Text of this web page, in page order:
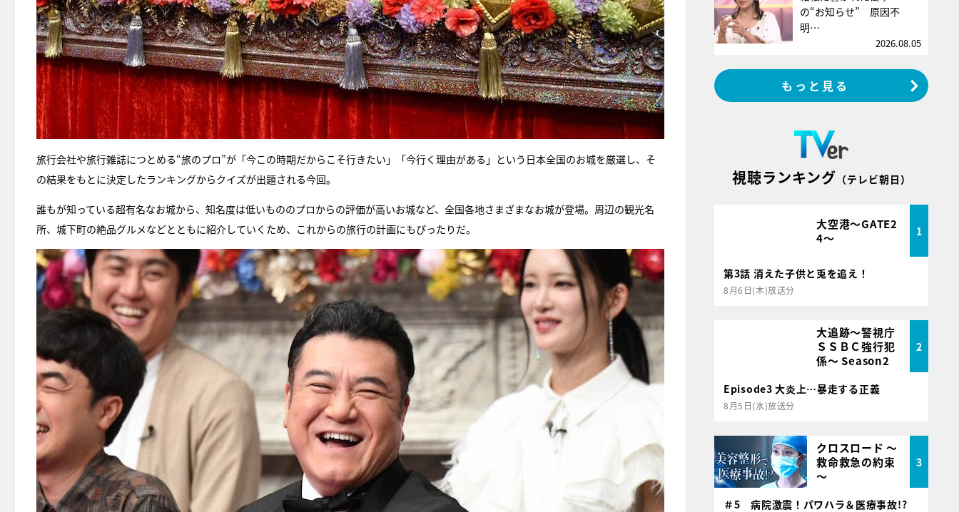
旅行会社や旅行雑誌につとめる“旅のプロ”が「今この時期だからこそ行きたい」「今行く理由がある」という日本全国のお城を厳選し、そ
の結果をもとに決定したランキングからクイズが出題される今回。
誰もが知っている超有名なお城から、知名度は低いもののプロからの評価が高いお城など、全国各地さまざまなお城が登場。周辺の観光名
所、城下町の絶品グルメなどとともに紹介していくため、これからの旅行の計画にもぴったりだ。
の“お知らせ” 原因不
明…
2026.08.05
もっと見る
視聴ランキング （テレビ朝日）
大空港～GATE2
4～
1
第3話 消えた子供と兎を追え！
8月6日(木)放送分
大追跡～警視庁
ＳＳＢＣ強行犯
係～ Season2
2
Episode3 大炎上…暴走する正義
8月5日(水)放送分
クロスロード ～
救命救急の約束
～
3
＃5 病院激震！パワハラ＆医療事故!?